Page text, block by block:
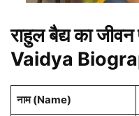
राहुल बैद्य का
Vaidya
नाम (Name)